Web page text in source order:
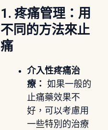
1. 疼痛管理：用
不同的方法來止
痛
介入性疼痛治
療： 如果一般的
止痛藥效果不
好，可以考慮用
一些特別的治療